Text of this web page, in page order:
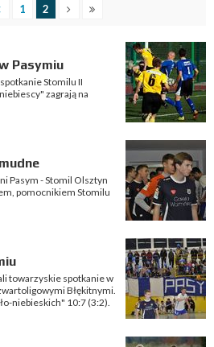
1 2
Pasymiu
Stomilu II
zagrają na
Pasym - Stomil Olsztyn
pomocnikiem Stomilu
towarzyskie spotkanie w
Błękitnymi.
niebieskich" 10:7 (3:2).